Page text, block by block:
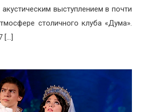
выступлением в почти
столичного клуба «Дума».
[…]